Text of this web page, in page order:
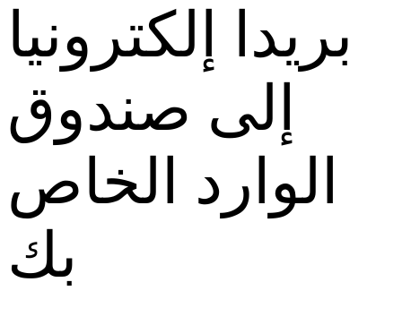
بريدا إلكترونيا
إلى صندوق
الوارد الخاص
بك